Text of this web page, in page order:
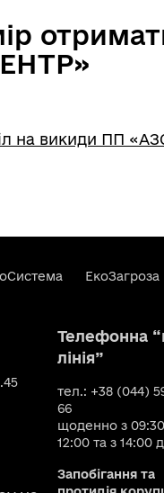
на викиди ПП
ЕкоЗагроза
Телефонна
лінія”
тел.: +38 (044)
66
щоденно з
12:00 та з 14:00
Запобігання та